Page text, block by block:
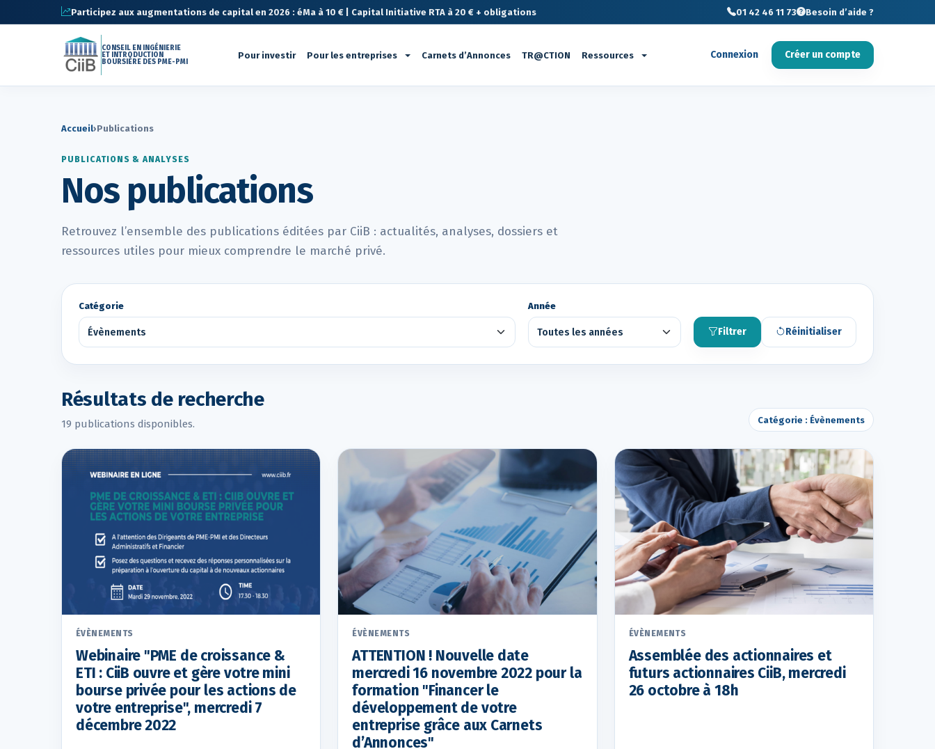
Participez aux augmentations de capital en 2026 : éMa à 10 € | Capital Initiative RTA à 20 € + obligations 01 42 46 11 73 Besoin d’aide ?
CONSEIL EN INGÉNIERIE
ET INTRODUCTION
BOURSIÈRE DES PME-PMI
Pour investir Pour les entreprises Carnets d’Annonces TR@CTION Ressources Connexion Créer un compte
Accueil›Publications
PUBLICATIONS & ANALYSES
Nos publications
Retrouvez l’ensemble des publications éditées par CiiB : actualités, analyses, dossiers et
ressources utiles pour mieux comprendre le marché privé.
Catégorie Année
Filtrer Réinitialiser
Résultats de recherche
19 publications disponibles. Catégorie : Évènements
ÉVÈNEMENTS
Webinaire "PME de croissance &
ETI : CiiB ouvre et gère votre mini
bourse privée pour les actions de
votre entreprise", mercredi 7
décembre 2022
ÉVÈNEMENTS
ATTENTION ! Nouvelle date
mercredi 16 novembre 2022 pour la
formation "Financer le
développement de votre
entreprise grâce aux Carnets
d’Annonces"
ÉVÈNEMENTS
Assemblée des actionnaires et
futurs actionnaires CiiB, mercredi
26 octobre à 18h